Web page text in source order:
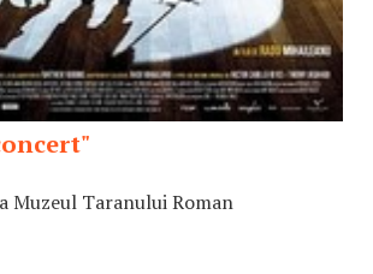
Muzeul Taranului Roman